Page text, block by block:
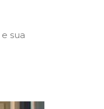
sua